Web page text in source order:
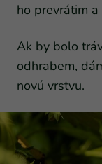
ho prevrátim
Ak by bolo
odhrabem,
novú vrstvu.